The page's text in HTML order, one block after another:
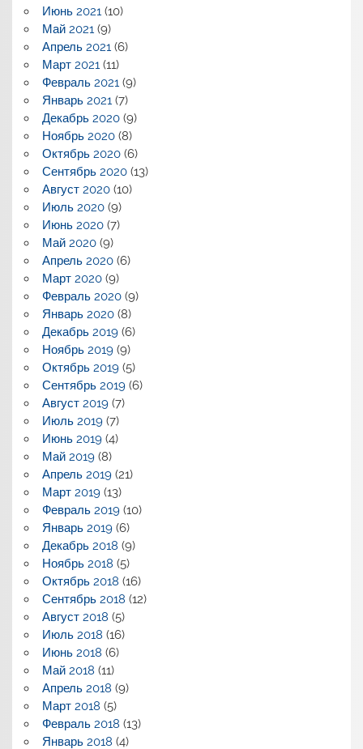
Июнь 2021(10)
Май 2021(9)
Апрель 2021(6)
Март 2021(11)
Февраль 2021(9)
Январь 2021(7)
Декабрь 2020(9)
Ноябрь 2020(8)
Октябрь 2020(6)
Сентябрь 2020(13)
Август 2020(10)
Июль 2020(9)
Июнь 2020(7)
Май 2020(9)
Апрель 2020(6)
Март 2020(9)
Февраль 2020(9)
Январь 2020(8)
Декабрь 2019(6)
Ноябрь 2019(9)
Октябрь 2019(5)
Сентябрь 2019(6)
Август 2019(7)
Июль 2019(7)
Июнь 2019(4)
Май 2019(8)
Апрель 2019(21)
Март 2019(13)
Февраль 2019(10)
Январь 2019(6)
Декабрь 2018 (9)
Ноябрь 2018 (5)
Октябрь 2018 (16)
Сентябрь 2018 (12)
Август 2018 (5)
Июль 2018 (16)
Июнь 2018 (6)
Май 2018 (11)
Апрель 2018 (9)
Март 2018 (5)
Февраль 2018 (13)
Январь 2018 (4)